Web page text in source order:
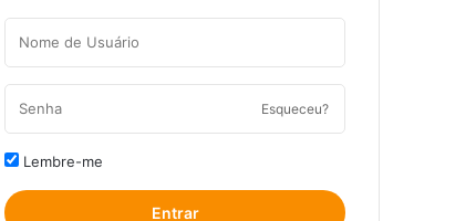
Esqueceu?
Lembre-me
Entrar